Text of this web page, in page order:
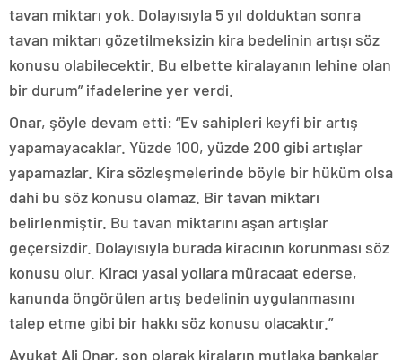
tavan miktarı yok. Dolayısıyla 5 yıl dolduktan sonra
tavan miktarı gözetilmeksizin kira bedelinin artışı söz
konusu olabilecektir. Bu elbette kiralayanın lehine olan
bir durum” ifadelerine yer verdi.
Onar, şöyle devam etti: “Ev sahipleri keyfi bir artış
yapamayacaklar. Yüzde 100, yüzde 200 gibi artışlar
yapamazlar. Kira sözleşmelerinde böyle bir hüküm olsa
dahi bu söz konusu olamaz. Bir tavan miktarı
belirlenmiştir. Bu tavan miktarını aşan artışlar
geçersizdir. Dolayısıyla burada kiracının korunması söz
konusu olur. Kiracı yasal yollara müracaat ederse,
kanunda öngörülen artış bedelinin uygulanmasını
talep etme gibi bir hakkı söz konusu olacaktır.”
Avukat Ali Onar, son olarak kiraların mutlaka bankalar